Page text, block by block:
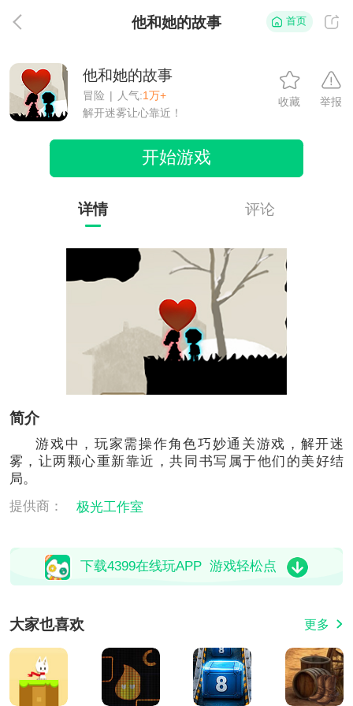
他和她的故事 首页
他和她的故事
冒险 | 人气:1万+
解开迷雾让心靠近！
收藏 举报
开始游戏
详情 评论
简介
游戏中，玩家需操作角色巧妙通关游戏，解开迷
雾，让两颗心重新靠近，共同书写属于他们的美好结
局。
提供商：
极光工作室
下载4399在线玩APP 游戏轻松点
大家也喜欢 更多